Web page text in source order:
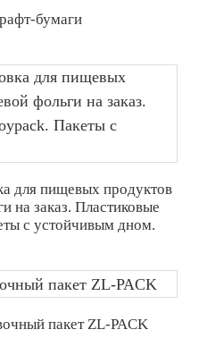
бумаги
для пищевых продуктов
на заказ. Пластиковые
с устойчивым дном.
пакет ZL-PACK